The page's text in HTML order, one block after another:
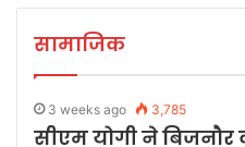
सामाजिक
3 weeks ago 3,785
सीएम योगी ने बिजनौर